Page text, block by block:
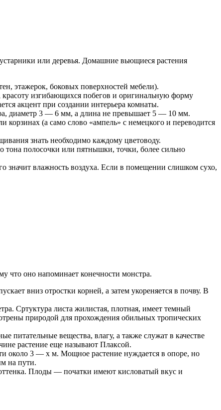
или деревья. Домашние вьющиеся растения
этажерок, боковых поверхностей мебели).
изгибающихся побегов и оригинальную форму
акцент при создании интерьера комнаты.
диаметр 3 — 6 мм, а длина не превышает 5 — 10 мм.
(а само слово «ампель» с немецкого и переводится
знать необходимо каждому цветоводу.
тона полосочки или пятнышки, точки, более сильно
значит влажность воздуха. Если в помещении слишком сухо,
что оно напоминает конечности монстра.
вниз отростки корней, а затем укореняется в почву. В
Сртуктура листа жилистая, плотная, имеет темный
природой для прохождения обильных тропических
питательные вещества, влагу, а также служат в качестве
растение еще называют Плаксой.
около 3 — х м. Мощное растение нуждается в опоре, но
на пути.
Плоды — початки имеют кисловатый вкус и